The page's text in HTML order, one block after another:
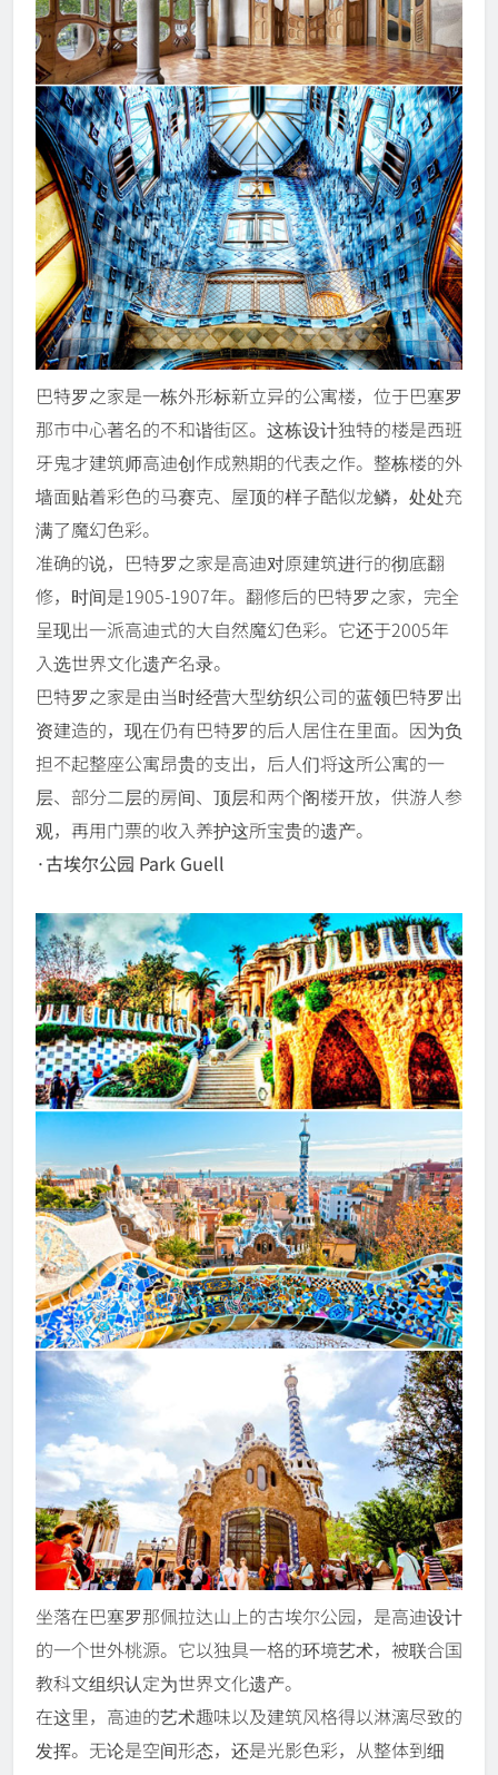
巴特罗之家是一栋外形标新立异的公寓楼，位于巴塞罗
那市中心著名的不和谐街区。这栋设计独特的楼是西班
牙鬼才建筑师高迪创作成熟期的代表之作。整栋楼的外
墙面贴着彩色的马赛克、屋顶的样子酷似龙鳞，处处充
满了魔幻色彩。
准确的说，巴特罗之家是高迪对原建筑进行的彻底翻
修，时间是1905-1907年。翻修后的巴特罗之家，完全
呈现出一派高迪式的大自然魔幻色彩。它还于2005年
入选世界文化遗产名录。
巴特罗之家是由当时经营大型纺织公司的蓝领巴特罗出
资建造的，现在仍有巴特罗的后人居住在里面。因为负
担不起整座公寓昂贵的支出，后人们将这所公寓的一
层、部分二层的房间、顶层和两个阁楼开放，供游人参
观，再用门票的收入养护这所宝贵的遗产。
·古埃尔公园 Park Guell
坐落在巴塞罗那佩拉达山上的古埃尔公园，是高迪设计
的一个世外桃源。它以独具一格的环境艺术，被联合国
教科文组织认定为世界文化遗产。
在这里，高迪的艺术趣味以及建筑风格得以淋漓尽致的
发挥。无论是空间形态，还是光影色彩，从整体到细